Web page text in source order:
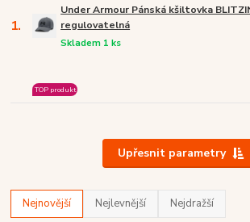
1.
Under Armour Pánská kšiltovka
regulovatelná
Skladem 1 ks
TOP produkt
Upřesnit parametry
Nejnovější Nejlevnější Nejdražší